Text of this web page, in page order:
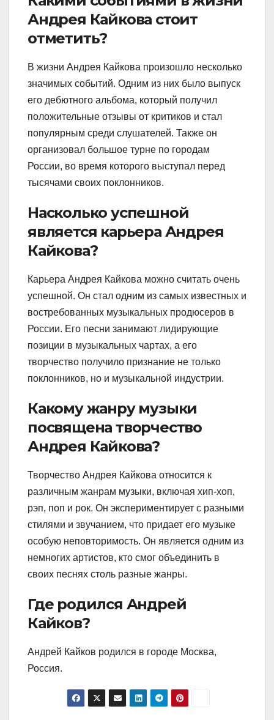
Андрея Кайкова стоит
отметить?
В жизни Андрея Кайкова произошло несколько
значимых событий. Одним из них было выпуск
его дебютного альбома, который получил
положительные отзывы от критиков и стал
популярным среди слушателей. Также он
организовал большое турне по городам
России, во время которого выступал перед
тысячами своих поклонников.
Насколько успешной
является карьера Андрея
Кайкова?
Карьера Андрея Кайкова можно считать очень
успешной. Он стал одним из самых известных и
востребованных музыкальных продюсеров в
России. Его песни занимают лидирующие
позиции в музыкальных чартах, а его
творчество получило признание не только
поклонников, но и музыкальной индустрии.
Какому жанру музыки
посвящена творчество
Андрея Кайкова?
Творчество Андрея Кайкова относится к
различным жанрам музыки, включая хип-хоп,
рэп, поп и рок. Он экспериментирует с разными
стилями и звучанием, что придает его музыке
особую неповторимость. Он является одним из
немногих артистов, кто смог объединить в
своих песнях столь разные жанры.
Где родился Андрей
Кайков?
Андрей Кайков родился в городе Москва,
Россия.